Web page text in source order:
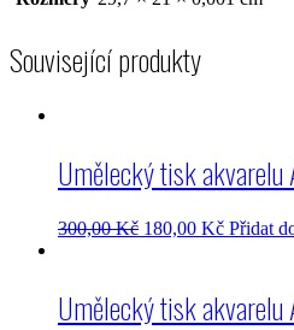
Související produkty
Umělecký tisk akvarelu
300,00Kč 180,00 Kč Přidat
Umělecký tisk akvarelu